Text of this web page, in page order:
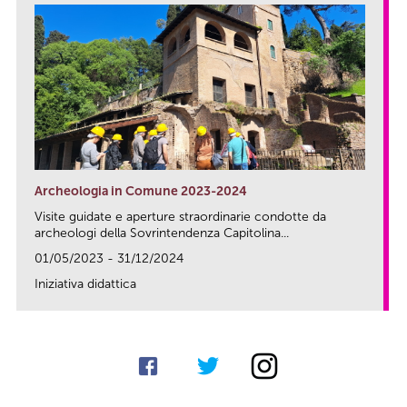
Archeologia in Comune 2023-2024
Visite guidate e aperture straordinarie condotte da
archeologi della Sovrintendenza Capitolina...
01/05/2023 - 31/12/2024
Iniziativa didattica